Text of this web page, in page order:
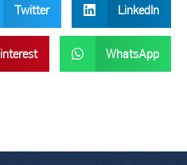
Twitter LinkedIn
WhatsApp